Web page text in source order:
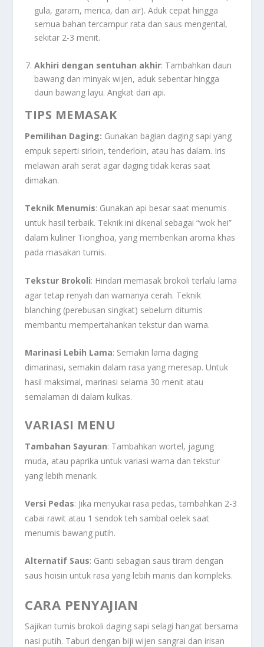
gula, garam, merica, dan air). Aduk cepat hingga
semua bahan tercampur rata dan saus mengental,
sekitar 2-3 menit.
Akhiri dengan sentuhan akhir: Tambahkan daun
bawang dan minyak wijen, aduk sebentar hingga
daun bawang layu. Angkat dari api.
TIPS MEMASAK
Pemilihan Daging: Gunakan bagian daging sapi yang
empuk seperti sirloin, tenderloin, atau has dalam. Iris
melawan arah serat agar daging tidak keras saat
dimakan.
Teknik Menumis: Gunakan api besar saat menumis
untuk hasil terbaik. Teknik ini dikenal sebagai “wok hei”
dalam kuliner Tionghoa, yang memberikan aroma khas
pada masakan tumis.
Tekstur Brokoli: Hindari memasak brokoli terlalu lama
agar tetap renyah dan warnanya cerah. Teknik
blanching (perebusan singkat) sebelum ditumis
membantu mempertahankan tekstur dan warna.
Marinasi Lebih Lama: Semakin lama daging
dimarinasi, semakin dalam rasa yang meresap. Untuk
hasil maksimal, marinasi selama 30 menit atau
semalaman di dalam kulkas.
VARIASI MENU
Tambahan Sayuran: Tambahkan wortel, jagung
muda, atau paprika untuk variasi warna dan tekstur
yang lebih menarik.
Versi Pedas: Jika menyukai rasa pedas, tambahkan 2-3
cabai rawit atau 1 sendok teh sambal oelek saat
menumis bawang putih.
Alternatif Saus: Ganti sebagian saus tiram dengan
saus hoisin untuk rasa yang lebih manis dan kompleks.
CARA PENYAJIAN
Sajikan tumis brokoli daging sapi selagi hangat bersama
nasi putih. Taburi dengan biji wijen sangrai dan irisan